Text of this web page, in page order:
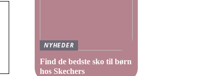
NYHEDER
Find de bedste sko til børn
hos Skechers